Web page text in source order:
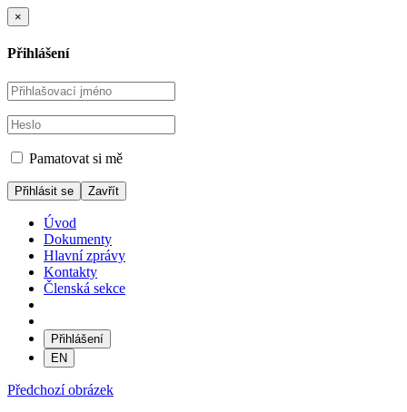
×
Přihlášení
Pamatovat si mě
Zavřít
Úvod
Dokumenty
Hlavní zprávy
Kontakty
Členská sekce
Přihlášení
EN
Předchozí obrázek